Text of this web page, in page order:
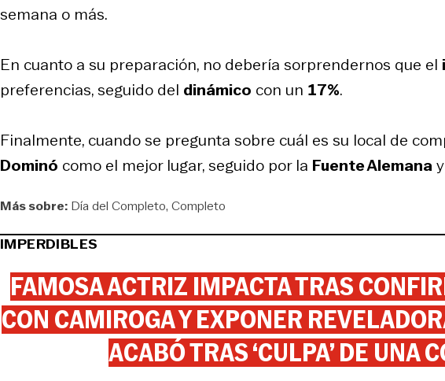
semana o más.
En cuanto a su preparación, no debería sorprendernos que el
preferencias, seguido del dinámico con un 17%.
Finalmente, cuando se pregunta sobre cuál es su local de
Dominó como el mejor lugar, seguido por la Fuente Alemanay
Más sobre: Día del Completo Completo
IMPERDIBLES
FAMOSA ACTRIZ IMPACTA TRAS
CON CAMIROGA Y EXPONER
ACABÓ TRAS ‘CULPA’ DE UNA